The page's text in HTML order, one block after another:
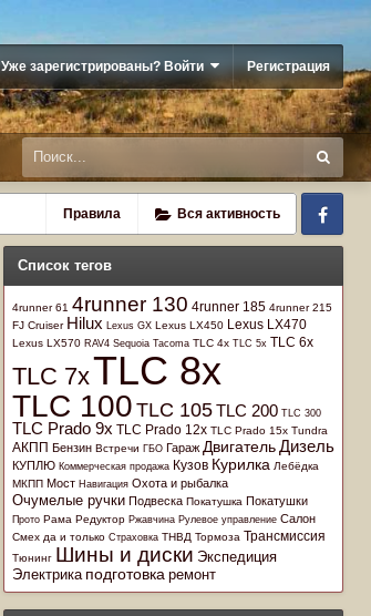
Уже зарегистрированы? Войти Регистрация
Правила Вся активность
Список тегов
4runner 61 4runner 130 4runner 185 4runner 215
FJ Cruiser Hilux Lexus GX Lexus LX450 Lexus LX470
Lexus LX570 RAV4 Sequoia Tacoma TLC 4x TLC 5x TLC 6x
TLC 7xTLC 8x
TLC 100TLC 105TLC 200 TLC 300
TLC Prado 9x TLC Prado 12x TLC Prado 15x Tundra
АКПП Бензин Встречи ГБО Гараж Двигатель Дизель
КУПЛЮ Коммерческая продажа Кузов Курилка Лебёдка
МКПП Мост Навигация Охота и рыбалка
Очумелые ручки Подвеска Покатушка Покатушки
Прото Рама Редуктор Ржавчина Рулевое управление Салон
Смех да и только Страховка ТНВД Тормоза Трансмиссия
Тюнинг Шины и диски Экспедиция
Электрика подготовка ремонт